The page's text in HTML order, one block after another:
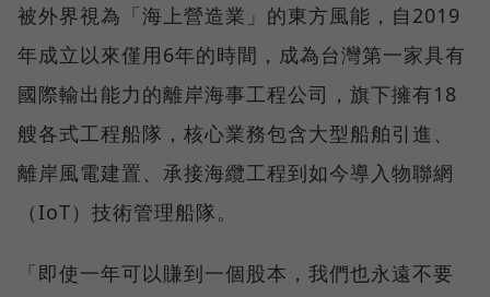
被外界視為「海上營造業」的東方風能，自2019
年成立以來僅用6年的時間，成為台灣第一家具有
國際輸出能力的離岸海事工程公司，旗下擁有18
艘各式工程船隊，核心業務包含大型船舶引進、
離岸風電建置、承接海纜工程到如今導入物聯網
（IoT）技術管理船隊。
「即使一年可以賺到一個股本，我們也永遠不要